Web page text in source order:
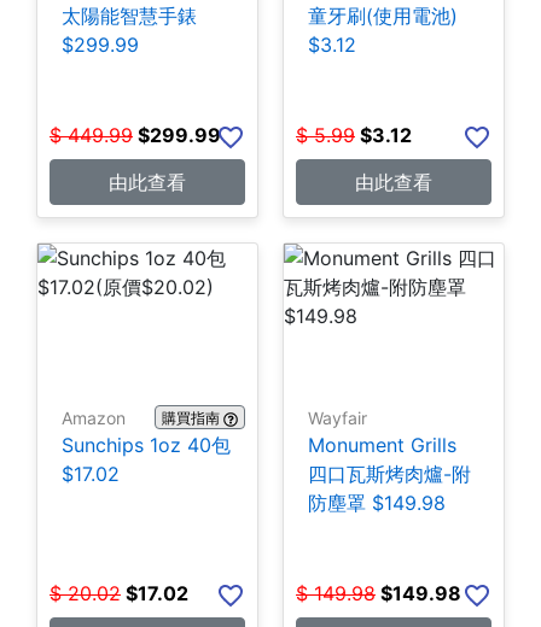
太陽能智慧手錶
$299.99
$ 449.99 $299.99
由此查看
童牙刷(使用電池)
$3.12
$ 5.99 $3.12
由此查看
Amazon 購買指南
Sunchips 1oz 40包
$17.02
$ 20.02 $17.02
Wayfair
Monument Grills
四口瓦斯烤肉爐-附
防塵罩 $149.98
$ 149.98 $149.98